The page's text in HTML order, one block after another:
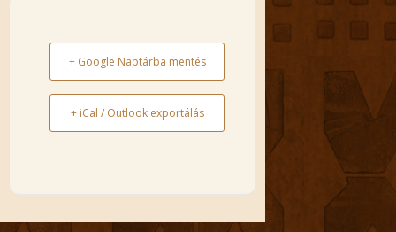
+ Google Naptárba mentés
+ iCal / Outlook exportálás